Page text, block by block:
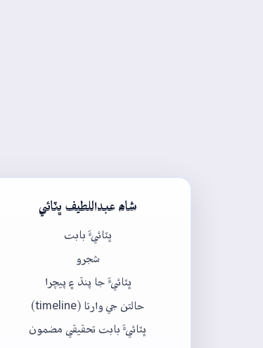
شاھ عبداللطيف ڀٽائي
ڀٽائيءَ بابت
شجرو
ڀٽائيءَ جا پنڌ ۽ پيچرا
حالتن جي وارتا (timeline)
ڀٽائيءَ بابت تحقيقي مضمون